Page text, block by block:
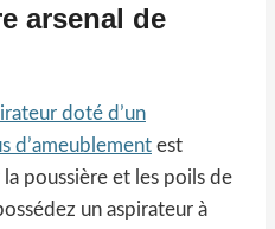
arsenal de
doté d’un
d’ameublement est
poussière et les poils de
un aspirateur à